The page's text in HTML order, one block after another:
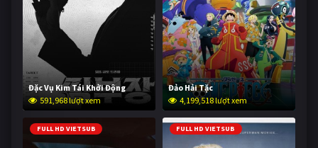
Đặc Vụ Kim Tái Khởi Động
591,968 lượt xem
Đảo Hải Tặc
4,199,518 lượt xem
FULL HD VIETSUB FULL HD VIETSUB